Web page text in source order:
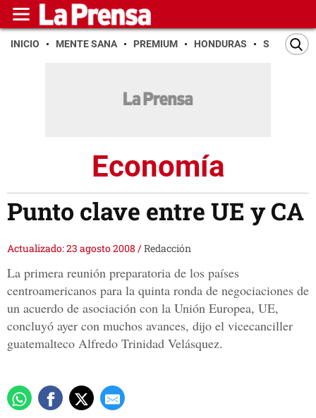
INICIO MENTE SANA PREMIUM HONDURAS SAN PEDRO
Economía
Punto clave entre UE y CA
Actualizado: 23 agosto 2008 /Redacción
La primera reunión preparatoria de los países
centroamericanos para la quinta ronda de negociaciones de
un acuerdo de asociación con la Unión Europea, UE,
concluyó ayer con muchos avances, dijo el vicecanciller
guatemalteco Alfredo Trinidad Velásquez.